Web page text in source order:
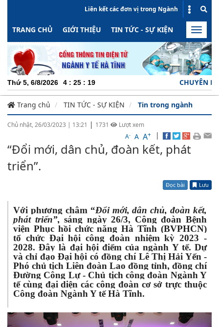
Liên kết các đơn vị trong Ngành
TRANG CHỦ GIỚI THIỆU TIN TỨC - SỰ KIỆN HOẠT
Toggle
Thứ 5, 6/8/2026 4 : 25 : 20 CHUYÊN NGHIỆP -
Trang chủ TIN TỨC - SỰ KIỆN Tin trong ngành
Chủ nhật, 26/03/2023 | 13:21 | 1731
Lượt xem
A- A A+ |
“Đổi mới, dân chủ, đoàn kết, phát
triển”.
Đọc bài Lưu
Với phương châm “Đổi mới, dân chủ, đoàn kết,
phát triển”,sáng ngày 26/3, Công đoàn Bệnh
viện Phục hồi chức năng Hà Tĩnh (BVPHCN)
tổ chức Đại hội công đoàn nhiệm kỳ 2023 -
2028. Đây là đại hội điểm của ngành Y tế. Dự
và chỉ đạo Đại hội có đồng chí Lê Thị Hải Yến -
Phó chủ tịch Liên đoàn Lao đồng tỉnh, đồng chí
Đường Công Lự - Chủ tịch công đoàn Ngành Y
tế cùng đại diện các công đoàn cơ sở trực thuộc
Công đoàn Ngành Y tế Hà Tĩnh.